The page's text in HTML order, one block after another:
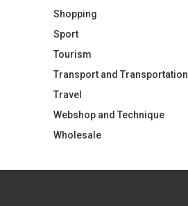
Shopping
Sport
Tourism
Transport and Transportation
Travel
Webshop and Technique
Wholesale